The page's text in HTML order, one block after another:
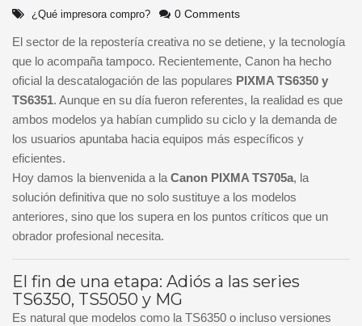
¿Qué impresora compro? 0 Comments
El sector de la repostería creativa no se detiene, y la tecnología
que lo acompaña tampoco. Recientemente, Canon ha hecho
oficial la descatalogación de las populares PIXMA TS6350 y
TS6351. Aunque en su día fueron referentes, la realidad es que
ambos modelos ya habían cumplido su ciclo y la demanda de
los usuarios apuntaba hacia equipos más específicos y
eficientes.
Hoy damos la bienvenida a laCanon PIXMA TS705a, la
solución definitiva que no solo sustituye a los modelos
anteriores, sino que los supera en los puntos críticos que un
obrador profesional necesita.
El fin de una etapa: Adiós a las series
TS6350, TS5050 y MG
Es natural que modelos como la TS6350 o incluso versiones